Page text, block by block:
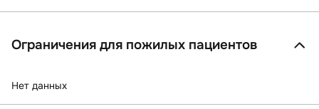
Ограничения для пожилых пациентов
Нет данных